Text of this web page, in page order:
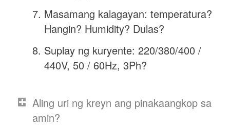
Masamang kalagayan: temperatura?
Hangin? Humidity? Dulas?
Suplay ng kuryente: 220/380/400 /
440V, 50 / 60Hz, 3Ph?
Aling uri ng kreyn ang pinakaangkop sa
amin?